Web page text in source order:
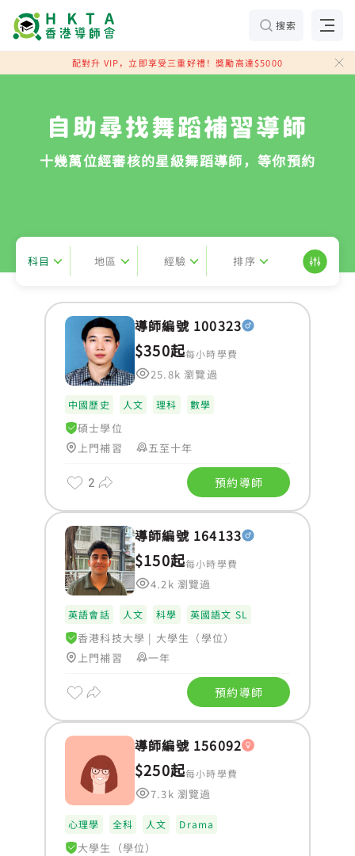
搜索
配對升 VIP，立即享受三重好禮！獎勵高達$5000
自助尋找舞蹈補習導師
十幾萬位經審核的星級舞蹈導師，等你預約
科目 地區 經驗 排序
導師編號 100323
$350起每小時學費
25.8k 瀏覽過
中國歷史 人文 理科 數學
碩士學位
上門補習
五至十年
2 預約導師
導師編號 164133
$150起每小時學費
4.2k 瀏覽過
英語會話 人文 科學 英國語文 SL
香港科技大學 | 大學生（學位）
上門補習
一年
預約導師
導師編號 156092
$250起每小時學費
7.3k 瀏覽過
心理學 全科 人文 Drama
大學生（學位）